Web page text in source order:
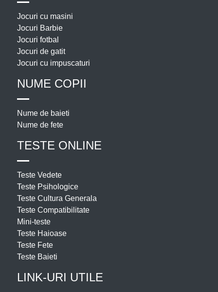
Jocuri cu masini
Jocuri Barbie
Jocuri fotbal
Jocuri de gatit
Jocuri cu impuscaturi
NUME COPII
Nume de baieti
Nume de fete
TESTE ONLINE
Teste Vedete
Teste Psihologice
Teste Cultura Generala
Teste Compatibilitate
Mini-teste
Teste Haioase
Teste Fete
Teste Baieti
LINK-URI UTILE